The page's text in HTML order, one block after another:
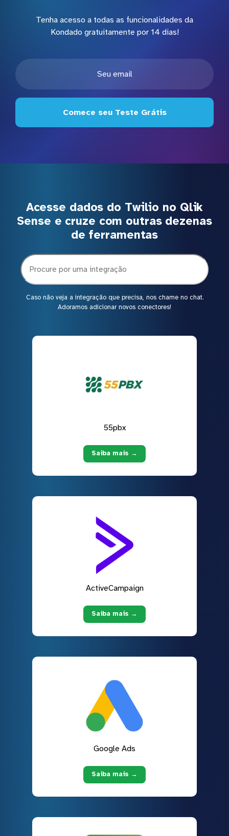
Tenha acesso a todas as funcionalidades da
Kondado gratuitamente por 14 dias!
Comece seu Teste Grátis
Acesse dados do Twilio no Qlik
Sense e cruze com outras dezenas
de ferramentas
Caso não veja a integração que precisa, nos chame no chat.
Adoramos adicionar novos conectores!
55pbx
Saiba mais →
ActiveCampaign
Saiba mais →
Google Ads
Saiba mais →